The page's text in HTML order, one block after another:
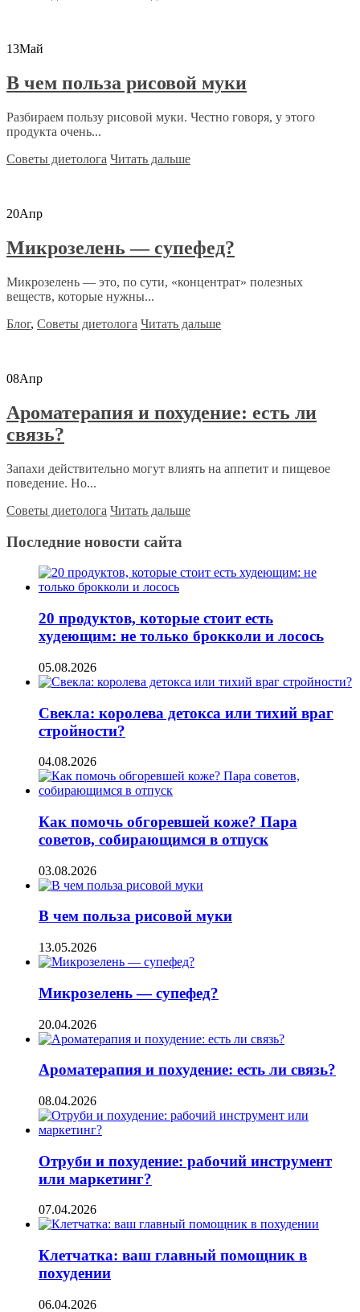
13Май
В чем польза рисовой муки
Разбираем пользу рисовой муки. Честно говоря, у этого
продукта очень...
Советы диетолога Читать дальше
20Апр
Микрозелень — супефед?
Микрозелень — это, по сути, «концентрат» полезных
веществ, которые нужны...
Блог, Советы диетолога Читать дальше
08Апр
Ароматерапия и похудение: есть ли
связь?
Запахи действительно могут влиять на аппетит и пищевое
поведение. Но...
Советы диетолога Читать дальше
Последние новости сайта
20 продуктов, которые стоит есть
худеющим: не только брокколи и лосось
05.08.2026
Свекла: королева детокса или тихий враг
стройности?
04.08.2026
Как помочь обгоревшей коже? Пара
советов, собирающимся в отпуск
03.08.2026
В чем польза рисовой муки
13.05.2026
Микрозелень — супефед?
20.04.2026
Ароматерапия и похудение: есть ли связь?
08.04.2026
Отруби и похудение: рабочий инструмент
или маркетинг?
07.04.2026
Клетчатка: ваш главный помощник в
похудении
06.04.2026